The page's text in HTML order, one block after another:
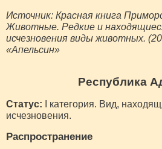
Источник: Красная книга
Животные. Редкие и
исчезновения виды животных.
«Апельсин»
Республика
Статус: I категория. Вид,
исчезновения.
Распространение